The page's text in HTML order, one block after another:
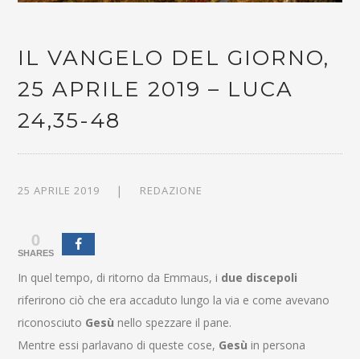
IL VANGELO DEL GIORNO,
25 APRILE 2019 – LUCA
24,35-48
25 APRILE 2019 REDAZIONE
0
SHARES
In quel tempo, di ritorno da Emmaus, i due discepoli
riferirono ciò che era accaduto lungo la via e come avevano
riconosciuto Gesù nello spezzare il pane.
Mentre essi parlavano di queste cose, Gesù in persona